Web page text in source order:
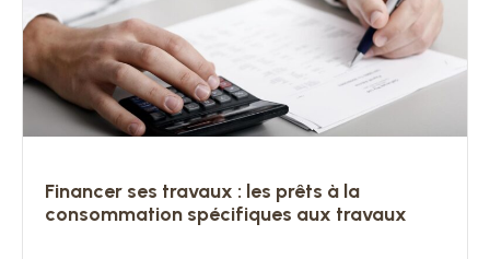
Financer ses travaux : les prêts à la
consommation spécifiques aux travaux